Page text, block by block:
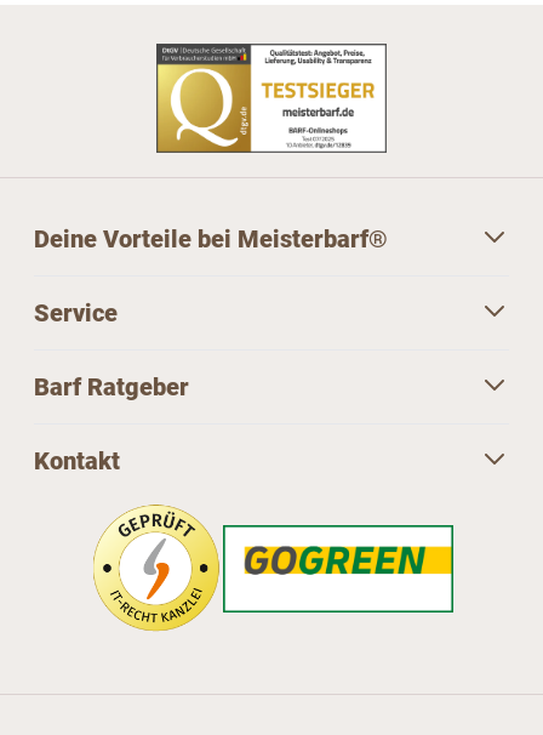
Deine Vorteile bei Meisterbarf®
Service
Barf Ratgeber
Kontakt